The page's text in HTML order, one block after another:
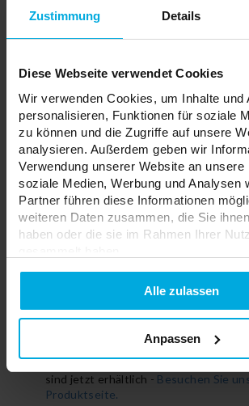
Zustimmung Details
Diese Webseite verwendet Cookies
Wir verwenden Cookies, um Inhalte und
personalisieren, Funktionen für soziale
zu können und die Zugriffe auf unsere
analysieren. Außerdem geben wir
Verwendung unserer Website an unsere
soziale Medien, Werbung und Analysen
Partner führen diese Informationen
weiteren Daten zusammen, die Sie
haben oder die sie im Rahmen Ihrer
DatenschutzerklarungAlle zulassen
Anpassen
Farbwiedergabeindex Ra>90, 24V
Metern, wobei er auf jede gewünschte
zugeschnitten werden kann, ohne
Effizienz oder Farbqualität zu
gleichzeitig geringe
(24V) zu gewährleisten.
Es wurden auch neueFractal PC-
eingeführt, die eine bessere
höhere Transparenz (bis zu 92%) und
Beständigkeit gegen UV-Strahlung
mechanische Beschädigungen
matten Oberfläche zeichnen sich die
Abdeckungen durch eine hohe
sind die ideale Lösung sowohl für
für Außenanwendungen.
Neuheiten Q4 2024
Die neuen Produkte für das vierte
sind jetzt erhältlich - Besuchen Sie
Produktseite.